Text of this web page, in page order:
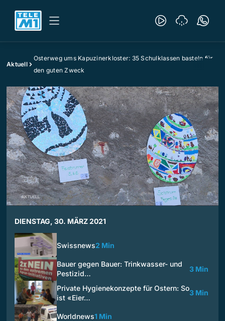
Aktuell
Osterweg ums Kapuzinerkloster: 35 Schulklassen basteln für
den guten Zweck
DIENSTAG, 30. MÄRZ 2021
Swissnews2 Min
Bauer gegen Bauer: Trinkwasser- und
Pestizid…
3 Min
Private Hygienekonzepte für Ostern: So
ist «Eier…
3 Min
Worldnews1 Min